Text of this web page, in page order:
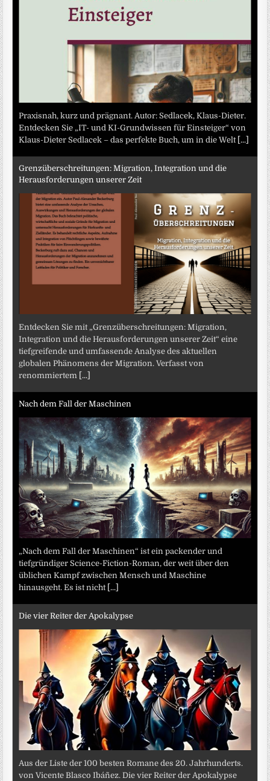
Praxisnah, kurz und prägnant. Autor: Sedlacek, Klaus-Dieter.
Entdecken Sie „IT- und KI-Grundwissen für Einsteiger“ von
Klaus-Dieter Sedlacek – das perfekte Buch, um in die Welt [...]
Grenzüberschreitungen: Migration, Integration und die
Herausforderungen unserer Zeit
Entdecken Sie mit „Grenzüberschreitungen: Migration,
Integration und die Herausforderungen unserer Zeit“ eine
tiefgreifende und umfassende Analyse des aktuellen
globalen Phänomens der Migration. Verfasst von
renommiertem [...]
Nach dem Fall der Maschinen
„Nach dem Fall der Maschinen“ ist ein packender und
tiefgründiger Science-Fiction-Roman, der weit über den
üblichen Kampf zwischen Mensch und Maschine
hinausgeht. Es ist nicht [...]
Die vier Reiter der Apokalypse
Aus der Liste der 100 besten Romane des 20. Jahrhunderts.
von Vicente Blasco Ibáñez. Die vier Reiter der Apokalypse